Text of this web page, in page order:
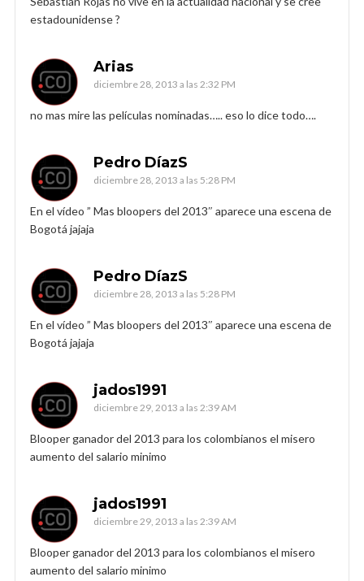
estadounidense ?
Arias
diciembre 28, 2013 a las 2:32 PM
no mas mire las películas nominadas….. eso lo dice todo….
Pedro DíazS
diciembre 28, 2013 a las 5:28 PM
En el vídeo ” Mas bloopers del 2013″ aparece una escena de
Bogotá jajaja
Pedro DíazS
diciembre 28, 2013 a las 5:28 PM
En el vídeo ” Mas bloopers del 2013″ aparece una escena de
Bogotá jajaja
jados1991
diciembre 29, 2013 a las 2:39 AM
Blooper ganador del 2013 para los colombianos el misero
aumento del salario minimo
jados1991
diciembre 29, 2013 a las 2:39 AM
Blooper ganador del 2013 para los colombianos el misero
aumento del salario minimo